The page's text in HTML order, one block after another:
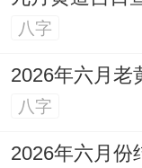
八字
2026年六月老
八字
2026年六月份